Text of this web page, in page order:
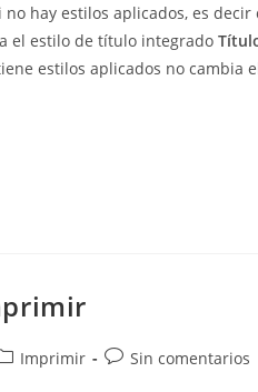
no hay estilos aplicados, es
el estilo de título integrado
estilos aplicados no cambia
Imprimir
Comentarios
Sin comentarios